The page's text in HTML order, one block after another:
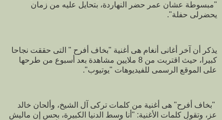
"مبسوطة عشان عمر حضر النهاردة، بتحايل عليه من زمان
يحضرلى حفلة".
يذكر أن آخر أغانى أنغام هى أغنية "بخاف أفرح " التى حققت نجاحا
كبيرا، حيث اقتربت من 8 ملايين مشاهدة بعد أسبوع من طرحها
على الموقع الرسمى للفيديوهات "يوتيوب".
"بخاف أفرح" هى أغنية من كلمات تركى آل الشيخ، وألحان خالد
عز، وتقول كلمات الأغنية: "أنا وسط الدنيا الكبيرة، بحس إن ماليش